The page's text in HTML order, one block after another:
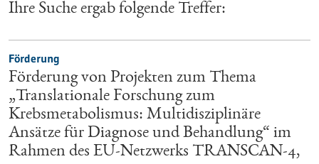
Ihre Suche ergab folgende Treffer:
Förderung
Förderung von Projekten zum Thema
„Translationale Forschung zum
Krebsmetabolismus: Multidisziplinäre
Ansätze für Diagnose und Behandlung“ im
Rahmen des EU-Netzwerks TRANSCAN-4,